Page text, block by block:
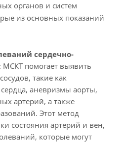
органов и систем
из основных показаний
сердечно-
: МСКТ помогает выявить
такие как
аневризмы аорты,
артерий, а также
Этот метод
состояния артерий и вен,
которые могут